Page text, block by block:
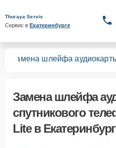
Thuraya Servis
Сервис в Екатеринбурге
Замена шлейфа
Замена шлейфа
спутникового
Lite в